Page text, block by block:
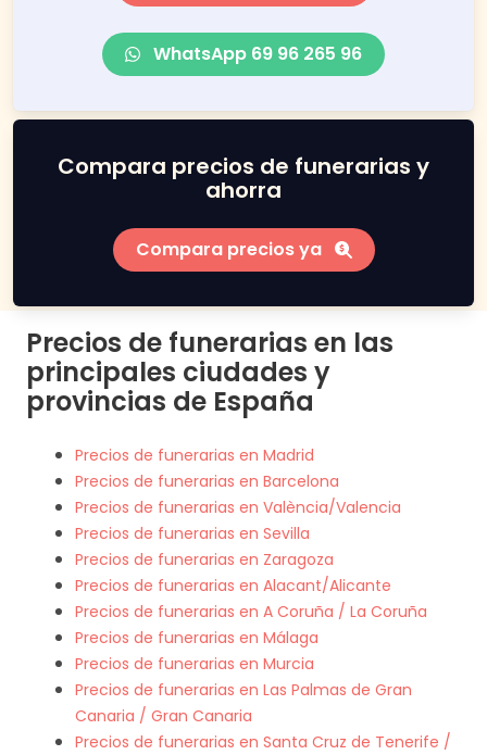
WhatsApp 69 96 265 96
Compara precios de funerarias y
ahorra
Compara precios ya
Precios de funerarias en las
principales ciudades y
provincias de España
Precios de funerarias en Madrid
Precios de funerarias en Barcelona
Precios de funerarias en València/Valencia
Precios de funerarias en Sevilla
Precios de funerarias en Zaragoza
Precios de funerarias en Alacant/Alicante
Precios de funerarias en A Coruña / La Coruña
Precios de funerarias en Málaga
Precios de funerarias en Murcia
Precios de funerarias en Las Palmas de Gran
Canaria / Gran Canaria
Precios de funerarias en Santa Cruz de Tenerife /